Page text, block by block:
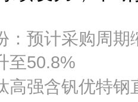
：预计采购周
至50.8%
高强含钒优特钢